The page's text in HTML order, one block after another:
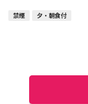
禁煙 夕・朝食付